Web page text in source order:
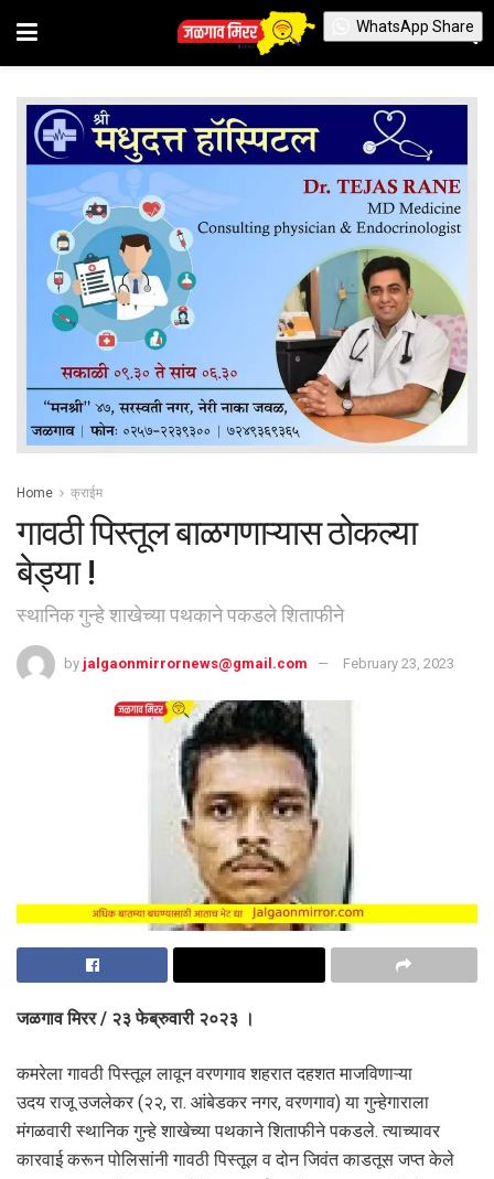
Home क्राईम
गावठी पिस्तूल बाळगणाऱ्यास ठोकल्या
बेड्या !
स्थानिक गुन्हे शाखेच्या पथकाने पकडले शिताफीने
by jalgaonmirrornews@gmail.com February 23, 2023
जळगाव मिरर / २३ फेब्रुवारी २०२३ ।
कमरेला गावठी पिस्तूल लावून वरणगाव शहरात दहशत माजविणाऱ्या
उदय राजू उजलेकर (२२, रा. आंबेडकर नगर, वरणगाव) या गुन्हेगाराला
मंगळवारी स्थानिक गुन्हे शाखेच्या पथकाने शिताफीने पकडले. त्याच्यावर
कारवाई करून पोलिसांनी गावठी पिस्तूल व दोन जिवंत काडतूस जप्त केले
WhatsApp Share